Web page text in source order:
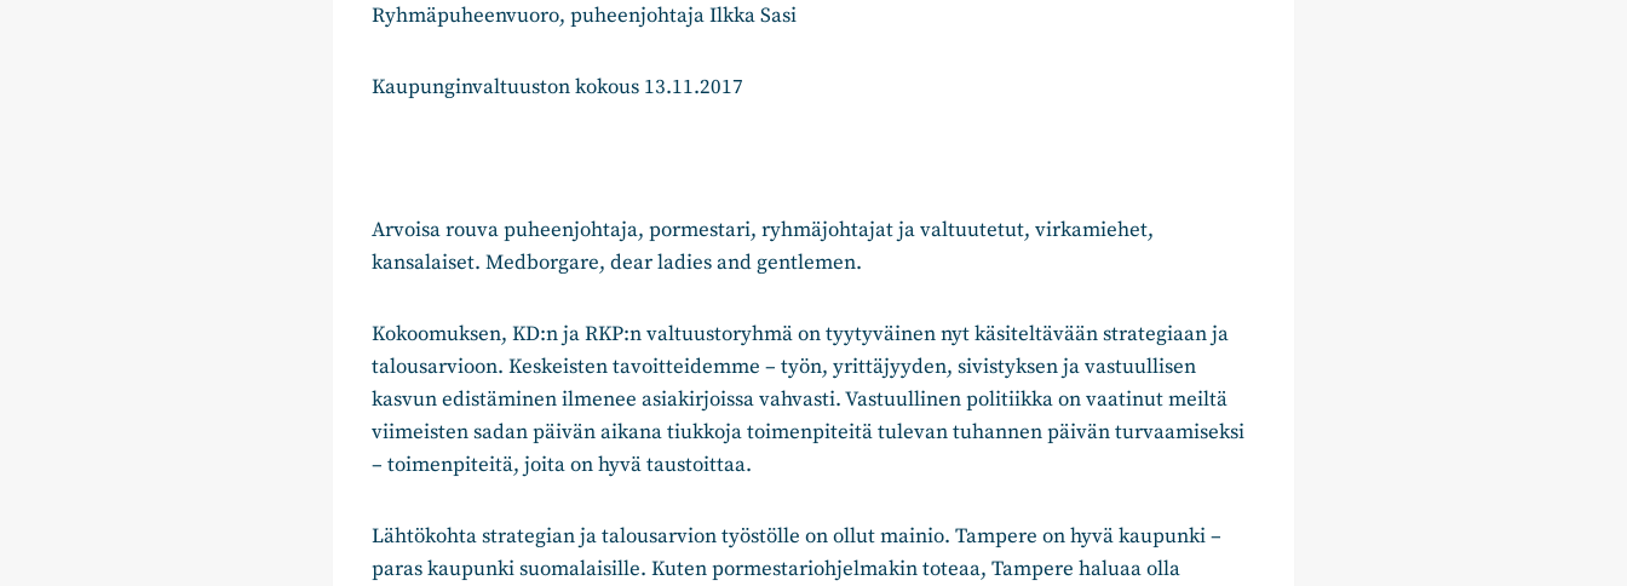
Ryhmäpuheenvuoro, puheenjohtaja Ilkka Sasi
Kaupunginvaltuuston kokous 13.11.2017
Arvoisa rouva puheenjohtaja, pormestari, ryhmäjohtajat ja valtuutetut, virkamiehet,
kansalaiset. Medborgare, dear ladies and gentlemen.
Kokoomuksen, KD:n ja RKP:n valtuustoryhmä on tyytyväinen nyt käsiteltävään strategiaan ja
talousarvioon. Keskeisten tavoitteidemme – työn, yrittäjyyden, sivistyksen ja vastuullisen
kasvun edistäminen ilmenee asiakirjoissa vahvasti. Vastuullinen politiikka on vaatinut meiltä
viimeisten sadan päivän aikana tiukkoja toimenpiteitä tulevan tuhannen päivän turvaamiseksi
– toimenpiteitä, joita on hyvä taustoittaa.
Lähtökohta strategian ja talousarvion työstölle on ollut mainio. Tampere on hyvä kaupunki –
paras kaupunki suomalaisille. Kuten pormestariohjelmakin toteaa, Tampere haluaa olla